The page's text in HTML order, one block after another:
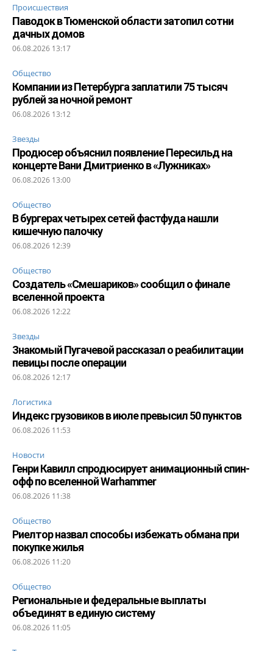
Происшествия
Паводок в Тюменской области затопил сотни
дачных домов
06.08.2026 13:17
Общество
Компании из Петербурга заплатили 75 тысяч
рублей за ночной ремонт
06.08.2026 13:12
Звезды
Продюсер объяснил появление Пересильд на
концерте Вани Дмитриенко в «Лужниках»
06.08.2026 13:00
Общество
В бургерах четырех сетей фастфуда нашли
кишечную палочку
06.08.2026 12:39
Общество
Создатель «Смешариков» сообщил о финале
вселенной проекта
06.08.2026 12:22
Звезды
Знакомый Пугачевой рассказал о реабилитации
певицы после операции
06.08.2026 12:17
Логистика
Индекс грузовиков в июле превысил 50 пунктов
06.08.2026 11:53
Новости
Генри Кавилл спродюсирует анимационный спин-
офф по вселенной Warhammer
06.08.2026 11:38
Общество
Риелтор назвал способы избежать обмана при
покупке жилья
06.08.2026 11:20
Общество
Региональные и федеральные выплаты
объединят в единую систему
06.08.2026 11:05